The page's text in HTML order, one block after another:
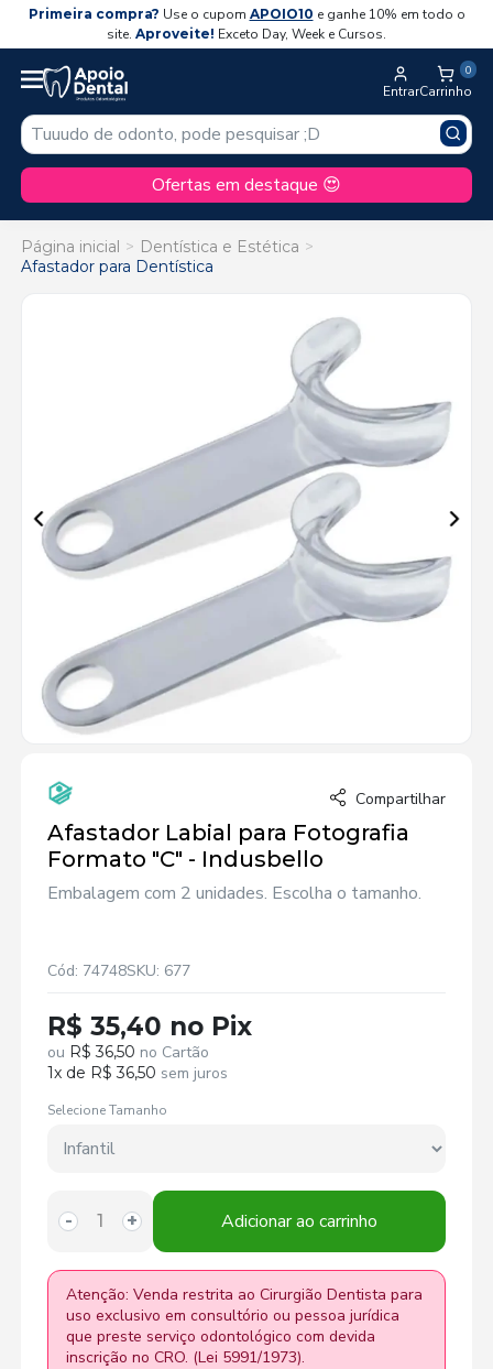
Primeira compra? Use o cupom APOIO10 e ganhe 10% em todo o
site. Aproveite! Exceto Day, Week e Cursos.
Entrar
0
Carrinho
Ofertas em destaque 😍
Página inicial
Dentística e Estética
Afastador para Dentística
Compartilhar
Afastador Labial para Fotografia
Formato "C" - Indusbello
Embalagem com 2 unidades. Escolha o tamanho.
Cód: 74748SKU: 677
R$ 35,40 no Pix
ou R$ 36,50 no Cartão
1x de R$ 36,50 sem juros
Selecione Tamanho
- + Adicionar ao carrinho
Atenção: Venda restrita ao Cirurgião Dentista para
uso exclusivo em consultório ou pessoa jurídica
que preste serviço odontológico com devida
inscrição no CRO. (Lei 5991/1973).